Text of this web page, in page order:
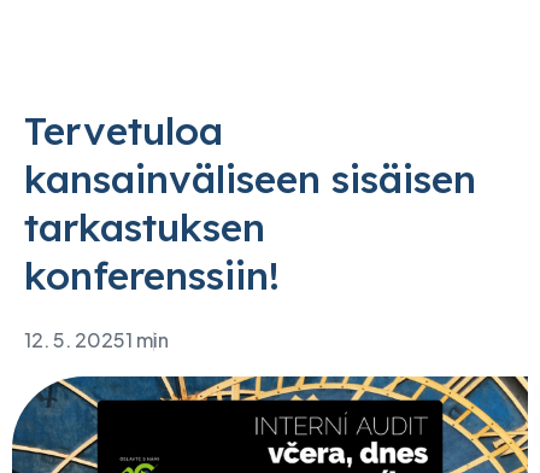
Tervetuloa
kansainväliseen sisäisen
tarkastuksen
konferenssiin!
12. 5. 20251 min